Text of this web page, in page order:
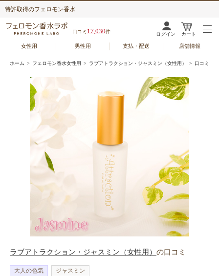
特許取得のフェロモン香水
口コミ 17,030件 ログイン カート
女性用 男性用 支払・配送 店舗情報
ホーム > フェロモン香水女性用 > ラブアトラクション・ジャスミン（女性用） > 口コミ
ラブアトラクション・ジャスミン（女性用） の口コミ
大人の色気 ジャスミン